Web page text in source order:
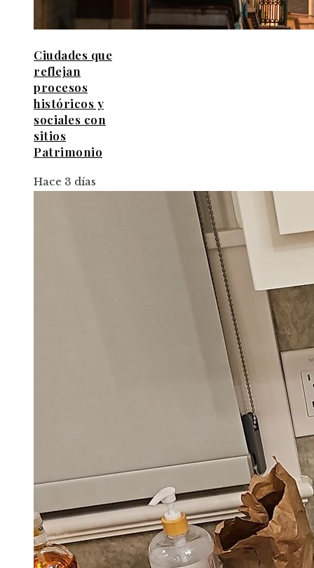
Ciudades que
reflejan
procesos
históricos y
sociales con
sitios
Patrimonio
Hace 3 días